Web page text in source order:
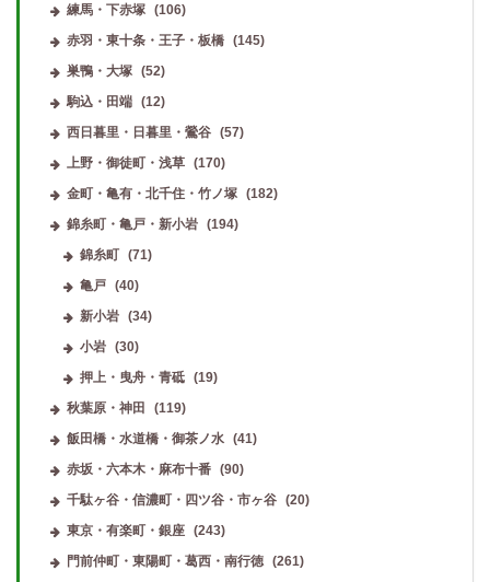
練馬・下赤塚
(106)
赤羽・東十条・王子・板橋
(145)
巣鴨・大塚
(52)
駒込・田端
(12)
西日暮里・日暮里・鶯谷
(57)
上野・御徒町・浅草
(170)
金町・亀有・北千住・竹ノ塚
(182)
錦糸町・亀戸・新小岩
(194)
錦糸町 (71)
亀戸 (40)
新小岩 (34)
小岩 (30)
押上・曳舟・青砥 (19)
秋葉原・神田
(119)
飯田橋・水道橋・御茶ノ水
(41)
赤坂・六本木・麻布十番
(90)
千駄ヶ谷・信濃町・四ツ谷・市ヶ谷
(20)
東京・有楽町・銀座
(243)
門前仲町・東陽町・葛西・南行徳
(261)